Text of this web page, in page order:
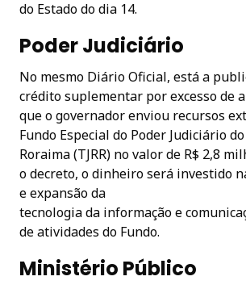
do Estado do dia 14.
Poder Judiciário
No mesmo Diário Oficial, está a
crédito suplementar por excesso de
que o governador enviou recursos
Fundo Especial do Poder Judiciário
Roraima (TJRR) no valor de R$ 2,8
o decreto, o dinheiro será investido
e expansão da
tecnologia da informação e
de atividades do Fundo.
Ministério Público